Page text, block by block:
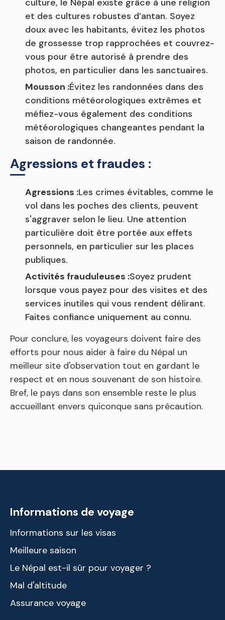
culture, le Népal existe grâce à une religion
et des cultures robustes d’antan. Soyez
doux avec les habitants, évitez les photos
de grossesse trop rapprochées et couvrez-
vous pour être autorisé à prendre des
photos, en particulier dans les sanctuaires.
Mousson :Évitez les randonnées dans des
conditions météorologiques extrêmes et
méfiez-vous également des conditions
météorologiques changeantes pendant la
saison de randonnée.
Agressions et fraudes :
Agressions :Les crimes évitables, comme le
vol dans les poches des clients, peuvent
s'aggraver selon le lieu. Une attention
particulière doit être portée aux effets
personnels, en particulier sur les places
publiques.
Activités frauduleuses :Soyez prudent
lorsque vous payez pour des visites et des
services inutiles qui vous rendent délirant.
Faites confiance uniquement au connu.
Pour conclure, les voyageurs doivent faire des
efforts pour nous aider à faire du Népal un
meilleur site d'observation tout en gardant le
respect et en nous souvenant de son histoire.
Bref, le pays dans son ensemble reste le plus
accueillant envers quiconque sans précaution.
Informations de voyage
Informations sur les visas
Meilleure saison
Le Népal est-il sûr pour voyager ?
Mal d'altitude
Assurance voyage